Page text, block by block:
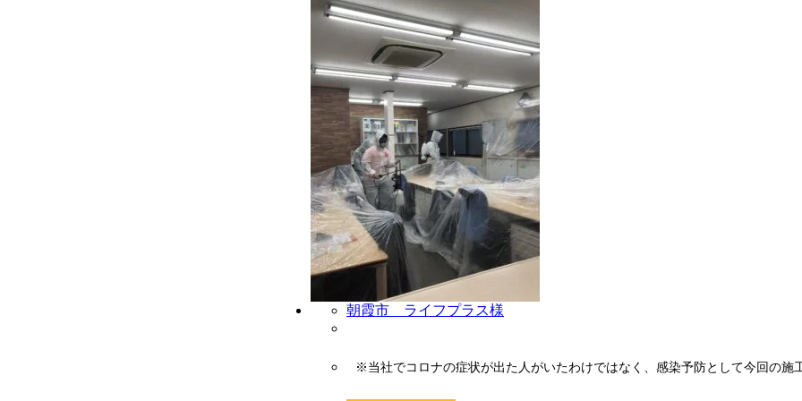
朝霞市 ライフプラス様
※当社でコロナの症状が出た人がいたわけではなく、感染予防として今回の施